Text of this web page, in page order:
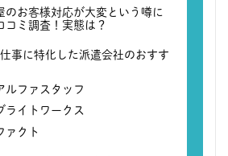
のお客様対応が大変という噂に
コミ調査！実態は？
事に特化した派遣会社のおすす
ルファスタッフ
ライトワークス
ァクト